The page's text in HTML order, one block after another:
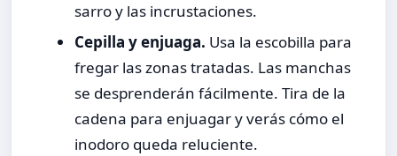
sarro y las incrustaciones.
Cepilla y enjuaga. Usa la escobilla para
fregar las zonas tratadas. Las manchas
se desprenderán fácilmente. Tira de la
cadena para enjuagar y verás cómo el
inodoro queda reluciente.